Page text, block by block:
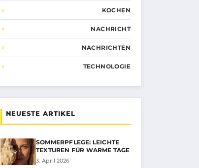
KOCHEN
NACHRICHT
NACHRICHTEN
TECHNOLOGIE
NEUESTE ARTIKEL
SOMMERPFLEGE: LEICHTE
TEXTUREN FÜR WARME TAGE
3. April 2026